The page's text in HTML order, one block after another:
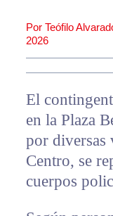
Por Teófilo
2026
El
en la Plaza
por diversas
Centro, se
cuerpos